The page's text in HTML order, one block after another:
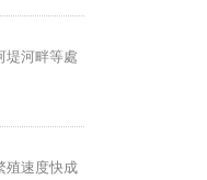
堤河畔等處
殖速度快成